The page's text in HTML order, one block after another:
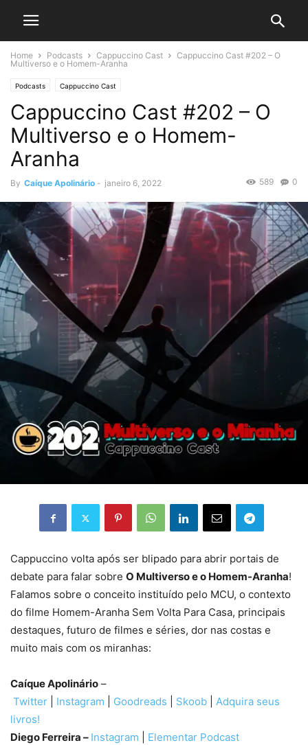
Home Podcasts Cappuccino Cast
Cappuccino Cast #202 – O
Multiverso e o Homem-Aranha
Podcasts Cappuccino Cast
Cappuccino Cast #202 – O
Multiverso e o Homem-
Aranha
By Caíque Apolinário - janeiro 6, 2022 0
589
Cappuccino volta após ser blipado para abrir portais de
debate para falar sobre O Multiverso e o Homem-Aranha!
Falamos sobre o conceito instituído pelo MCU, o contexto
do filme Homem-Aranha Sem Volta Para Casa, principais
destaques, futuro de filmes e séries, dor nas costas e
muito mais com os miranhas:
Caíque Apolinário –
Twitter
Instagram Goodreads Skoob
Adquira seus
livros!
Diego Ferreira – Instagram
Elementar Podcast